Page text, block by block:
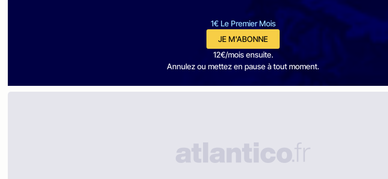
1€ Le Premier Mois
JE M'ABONNE
12€/mois ensuite.
Annulez ou mettez en pause à tout moment.